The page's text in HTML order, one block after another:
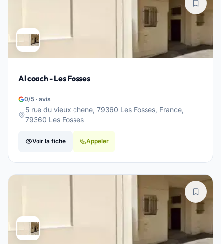
Al coach - Les Fosses
0/5 · avis
5 rue du vieux chene, 79360 Les Fosses, France,
79360 Les Fosses
Voir la fiche Appeler